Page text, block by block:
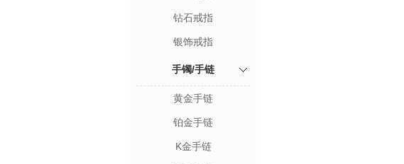
钻石戒指
银饰戒指
手镯/手链
黄金手链
铂金手链
K金手链